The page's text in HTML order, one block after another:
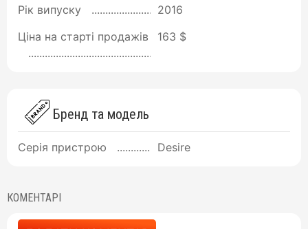
Рік випуску
2016
Ціна на старті продажів
163 $
Бренд та модель
Серія пристрою Desire
КОМЕНТАРІ